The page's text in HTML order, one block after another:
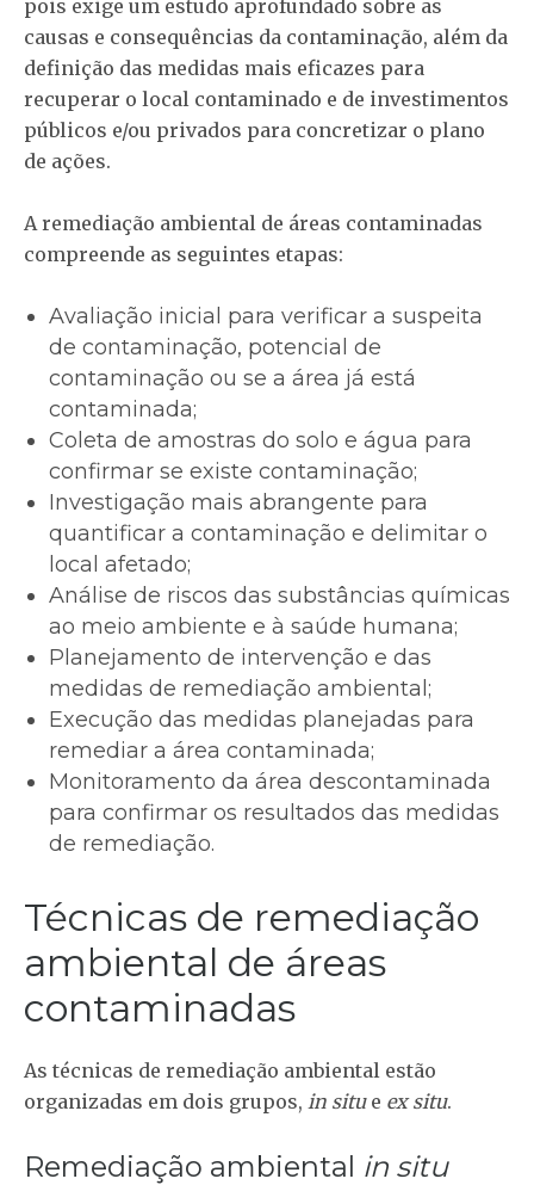
pois exige um estudo aprofundado sobre as
causas e consequências da contaminação, além da
definição das medidas mais eficazes para
recuperar o local contaminado e de investimentos
públicos e/ou privados para concretizar o plano
de ações.
A remediação ambiental de áreas contaminadas
compreende as seguintes etapas:
Avaliação inicial para verificar a suspeita
de contaminação, potencial de
contaminação ou se a área já está
contaminada;
Coleta de amostras do solo e água para
confirmar se existe contaminação;
Investigação mais abrangente para
quantificar a contaminação e delimitar o
local afetado;
Análise de riscos das substâncias químicas
ao meio ambiente e à saúde humana;
Planejamento de intervenção e das
medidas de remediação ambiental;
Execução das medidas planejadas para
remediar a área contaminada;
Monitoramento da área descontaminada
para confirmar os resultados das medidas
de remediação.
Técnicas de remediação
ambiental de áreas
contaminadas
As técnicas de remediação ambiental estão
organizadas em dois grupos, in situe ex situ.
Remediação ambiental in situ